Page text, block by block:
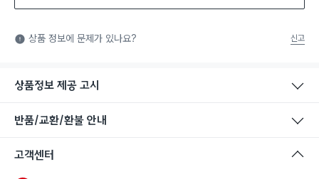
상품 정보에 문제가 있나요? 신고
상품정보 제공 고시
반품/교환/환불 안내
고객센터